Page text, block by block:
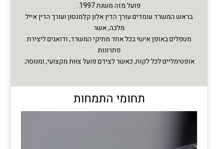
פועל מזה משנת 1997.
בראש המשרד עומדים עורך הדין אלון קלמנסון ועורך הדין אייל
מלכה, אשר
מטפלים באופן אישי בכל אחד מתיקי המשרד, ודואגים ליצירת
פתרונות
אופטימליים לכל לקוח, כאשר לצידם פועל צוות מקצועי, ומנוסה.
תחומי התמחות